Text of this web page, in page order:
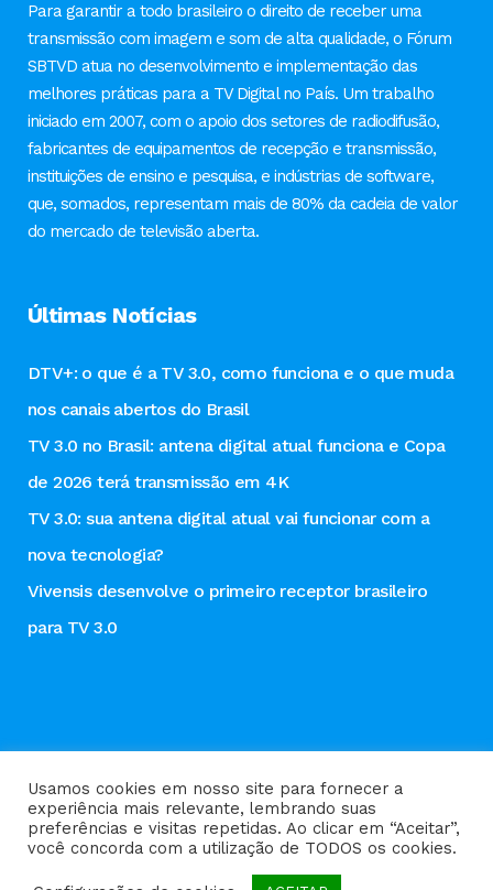
Para garantir a todo brasileiro o direito de receber uma
transmissão com imagem e som de alta qualidade, o Fórum
SBTVD atua no desenvolvimento e implementação das
melhores práticas para a TV Digital no País. Um trabalho
iniciado em 2007, com o apoio dos setores de radiodifusão,
fabricantes de equipamentos de recepção e transmissão,
instituições de ensino e pesquisa, e indústrias de software,
que, somados, representam mais de 80% da cadeia de valor
do mercado de televisão aberta.
Últimas Notícias
DTV+: o que é a TV 3.0, como funciona e o que muda
nos canais abertos do Brasil
TV 3.0 no Brasil: antena digital atual funciona e Copa
de 2026 terá transmissão em 4K
TV 3.0: sua antena digital atual vai funcionar com a
nova tecnologia?
Vivensis desenvolve o primeiro receptor brasileiro
para TV 3.0
Política de privacidade
Usamos cookies em nosso site para fornecer a
experiência mais relevante, lembrando suas
preferências e visitas repetidas. Ao clicar em “Aceitar”,
você concorda com a utilização de TODOS os cookies.